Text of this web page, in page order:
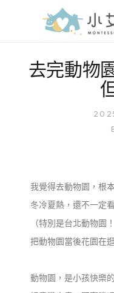
去完動物
我覺得去動物園，根
冬冷夏熱，還不一定
（特別是台北動物園！
把動物園當後花園在
動物園，是小孩快樂